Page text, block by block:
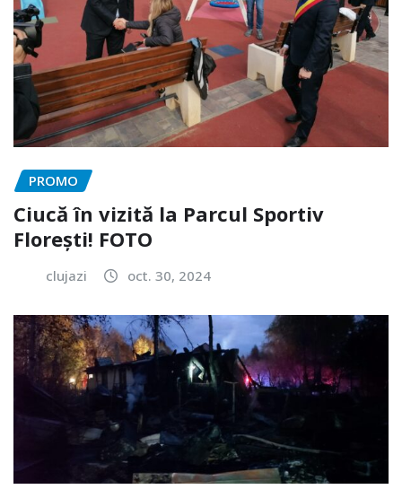
PROMO
Ciucă în vizită la Parcul Sportiv
Florești! FOTO
clujazi oct. 30, 2024